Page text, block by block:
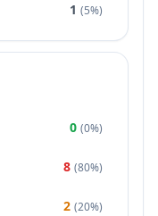
1 (5%)
0 (0%)
8 (80%)
2 (20%)